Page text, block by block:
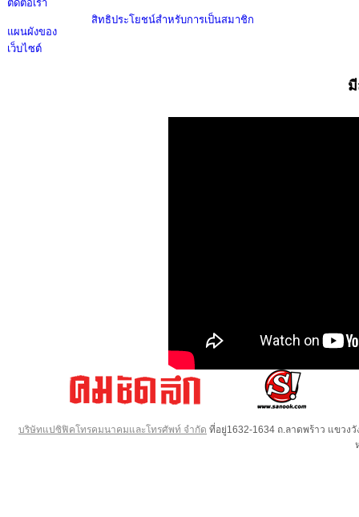
ติดต่อเรา
แผนผังของ
เว็บไซต์
สิทธิประโยชน์สำหรับการเป็นสมาชิก
บริษัทแปซิฟิคโทรคมนาคมและโทรศัพท์ จำกัด ที่อยู่1632-1634 ถ.ลาดพร้าว แขวง